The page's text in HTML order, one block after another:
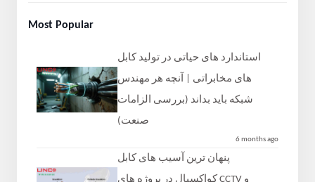
Most Popular
استاندارد های حیاتی در تولید کابل‌
های مخابراتی | آنچه هر مهندس
شبکه باید بداند (بررسی الزامات
صنعت)
6 months ago
پنهان‌ ترین آسیب ‌های کابل
کواکسیال در پروژه ‌های CCTV و